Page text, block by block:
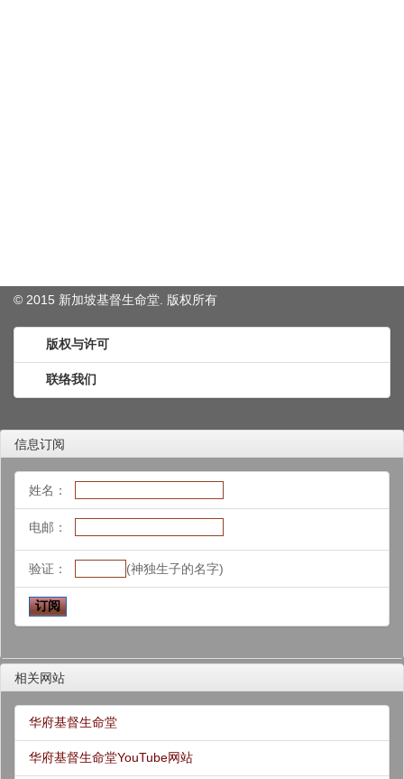
© 2015 新加坡基督生命堂. 版权所有
版权与许可
联络我们
信息订阅
姓名：
电邮：
验证： (神独生子的名字)
相关网站
华府基督生命堂
华府基督生命堂YouTube网站